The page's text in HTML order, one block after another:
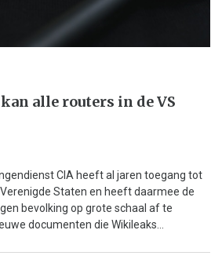
alle routers in de VS
CIA heeft al jaren toegang tot
Staten en heeft daarmee de
bevolking op grote schaal af te
documenten die Wikileaks...